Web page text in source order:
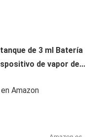
de 3 ml Batería
de vapor de...
Amazon